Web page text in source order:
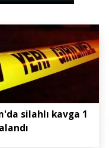
silahlı kavga 1